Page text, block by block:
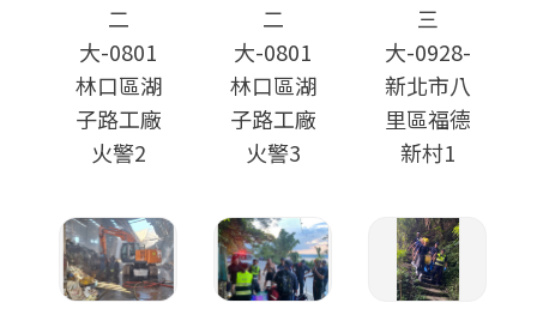
二
大-0801
林口區湖
子路工廠
火警2
二
大-0801
林口區湖
子路工廠
火警3
三
大-0928-
新北市八
里區福德
新村1